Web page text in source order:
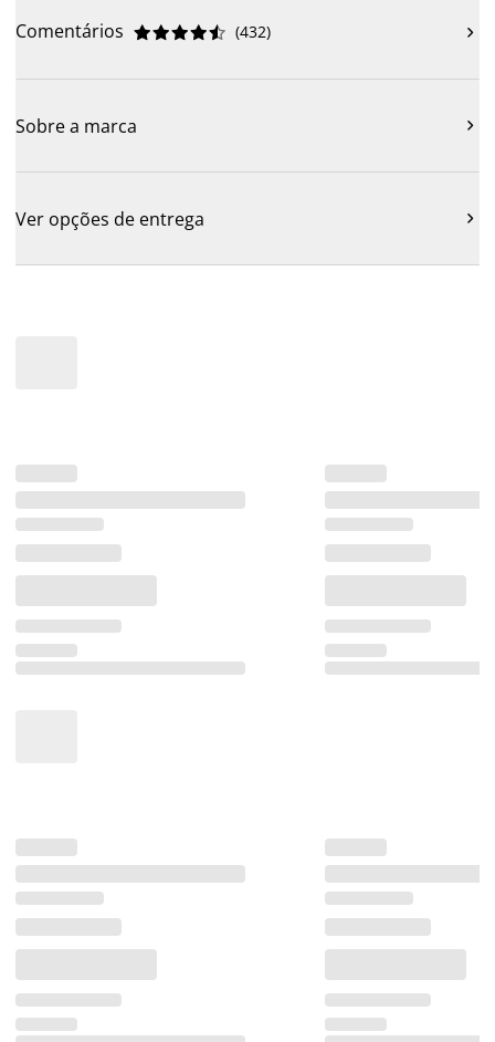
Comentários 




 (432) 
Sobre a marca 
Ver opções de entrega 